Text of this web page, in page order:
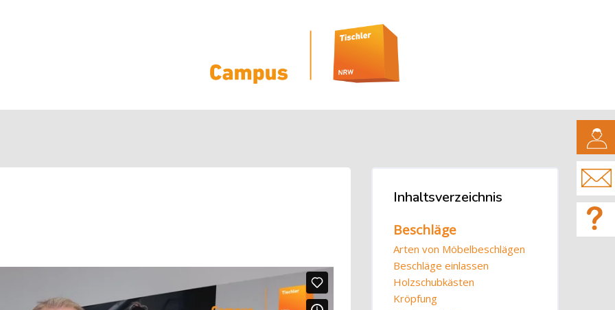
Inhaltsverzeichnis überspringen
Inhaltsverzeichnis
Beschläge
Arten von Möbelbeschlägen
Beschläge einlassen
Holzschubkästen
Kröpfung